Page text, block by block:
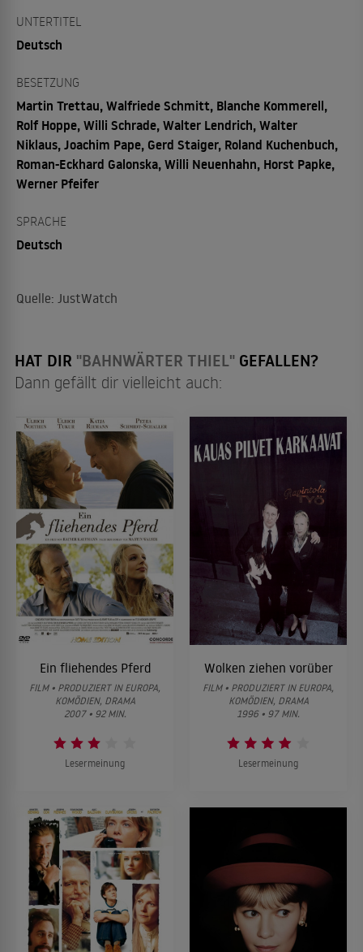
UNTERTITEL
Deutsch
BESETZUNG
Martin Trettau, Walfriede Schmitt, Blanche Kommerell,
Rolf Hoppe, Willi Schrade, Walter Lendrich, Walter
Niklaus, Joachim Pape, Gerd Staiger, Roland Kuchenbuch,
Roman-Eckhard Galonska, Willi Neuenhahn, Horst Papke,
Werner Pfeifer
SPRACHE
Deutsch
Quelle: JustWatch
HAT DIR "BAHNWÄRTER THIEL" GEFALLEN?
Dann gefällt dir vielleicht auch:
Ein fliehendes Pferd
FILM • PRODUZIERT IN EUROPA,
KOMÖDIEN, DRAMA
2007 • 92 MIN.
Lesermeinung
Wolken ziehen vorüber
FILM • PRODUZIERT IN EUROPA,
KOMÖDIEN, DRAMA
1996 • 97 MIN.
Lesermeinung